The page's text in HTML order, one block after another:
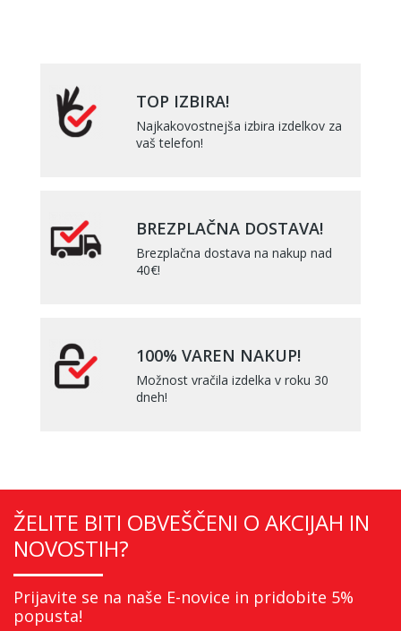
TOP IZBIRA!
Najkakovostnejša izbira izdelkov za
vaš telefon!
BREZPLAČNA DOSTAVA!
Brezplačna dostava na nakup nad
40€!
100% VAREN NAKUP!
Možnost vračila izdelka v roku 30
dneh!
ŽELITE BITI OBVEŠČENI O AKCIJAH IN
NOVOSTIH?
Prijavite se na naše E-novice in pridobite 5%
popusta!